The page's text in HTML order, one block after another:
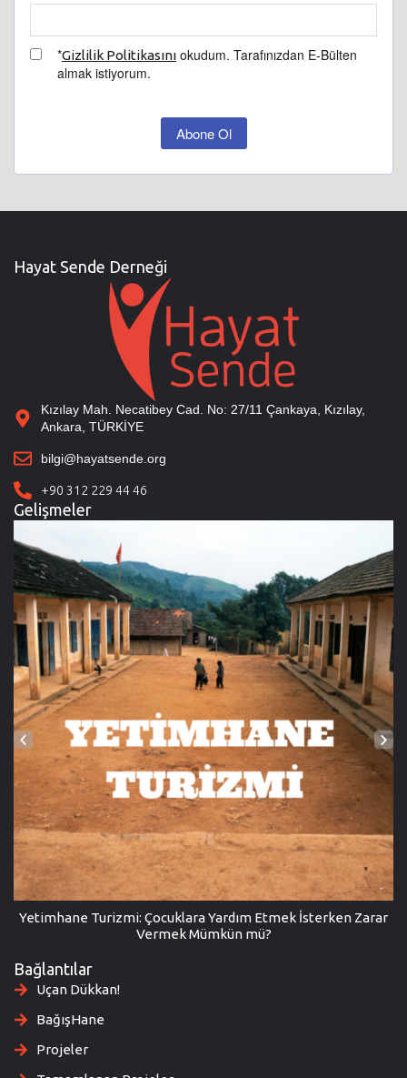
*Gizlilik Politikasını okudum. Tarafınızdan E-Bülten
almak istiyorum.
Abone Ol
Hayat Sende Derneği
Kızılay Mah. Necatibey Cad. No: 27/11 Çankaya, Kızılay,
Ankara, TÜRKİYE
bilgi@hayatsende.org
+90 312 229 44 46
Gelişmeler
Yetimhane Turizmi: Çocuklara Yardım Etmek İsterken Zarar
Vermek Mümkün mü?
Bağlantılar
Uçan Dükkan!
BağışHane
Projeler